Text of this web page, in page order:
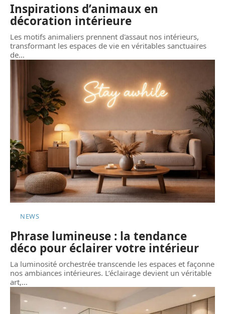
Inspirations d’animaux en
décoration intérieure
Les motifs animaliers prennent d'assaut nos intérieurs,
transformant les espaces de vie en véritables sanctuaires
de…
NEWS
Phrase lumineuse : la tendance
déco pour éclairer votre intérieur
La luminosité orchestrée transcende les espaces et façonne
nos ambiances intérieures. L’éclairage devient un véritable
art,…